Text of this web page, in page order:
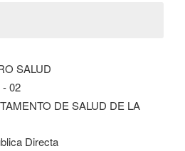
SALUD
- 02
DE SALUD DE LA
Directa